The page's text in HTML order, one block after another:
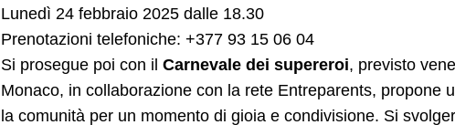
Lunedì 24 febbraio 2025 dalle 18.30
Prenotazioni telefoniche: +377 93 15 06 04
Si prosegue poi con il Carnevale dei supereroi, previsto
Monaco, in collaborazione con la rete Entreparents, propone
la comunità per un momento di gioia e condivisione. Si